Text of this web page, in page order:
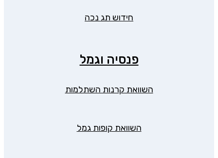
חידוש תג נכה
פנסיה וגמל
השוואת קרנות השתלמות
השוואת קופות גמל